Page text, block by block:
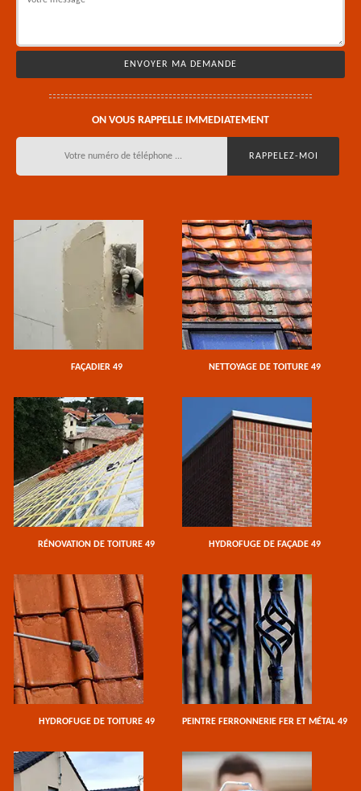
ON VOUS RAPPELLE IMMEDIATEMENT
FAÇADIER 49 NETTOYAGE DE TOITURE 49
RÉNOVATION DE TOITURE 49 HYDROFUGE DE FAÇADE 49
HYDROFUGE DE TOITURE 49 PEINTRE FERRONNERIE FER ET MÉTAL 49